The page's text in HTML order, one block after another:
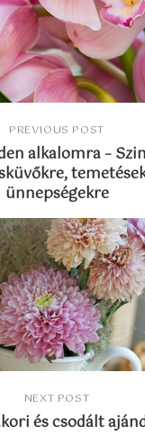
PREVIOUS POST
alkalomra –
ünnepségekre
NEXT POST
és csodált